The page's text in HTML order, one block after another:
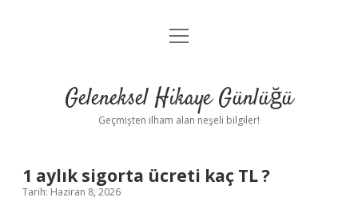
Anasayfa
Yasal Uyarı
menüyü
Geleneksel Hikaye Günlüğü
Geçmişten ilham alan neşeli bilgiler!
1 aylık sigorta ücreti kaç TL ?
Tarih: Haziran 8, 2026